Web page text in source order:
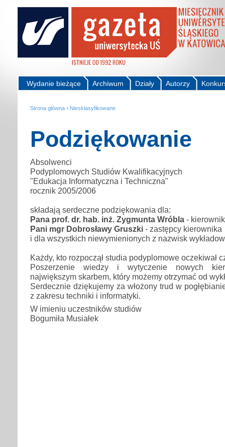
Autorzy
Działy
Archiwum
Wydanie bieżące
Strona główna › Niesklasyfikowane
Podziękowanie
Absolwenci
Podyplomowych Studiów Kwalifikacyjnych
"Edukacja Informatyczna i Techniczna"
rocznik 2005/2006
składają serdeczne podziękowania dla:
Pana prof. dr. hab. inż. Zygmunta Wróbla -
Pani mgr Dobrosławy Gruszki - zastępcy kierownika
i dla wszystkich niewymienionych z nazwisk
Każdy, kto rozpoczął studia podyplomowe oczekiwał
Poszerzenie wiedzy i wytyczenie nowych
największym skarbem, który możemy otrzymać od
Serdecznie dziękujemy za włożony trud w
z zakresu techniki i informatyki.
W imieniu uczestników studiów
Bogumiła Musiałek